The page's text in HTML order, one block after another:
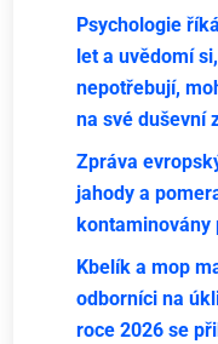
Psychologie
let a uvědomí
nepotřebují,
na své duševní
Zpráva
jahody a
kontaminovány
Kbelík a mop
odborníci na
roce 2026 se